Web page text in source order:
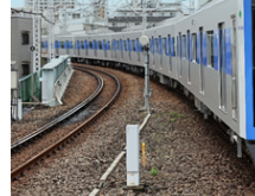
サイトマップ